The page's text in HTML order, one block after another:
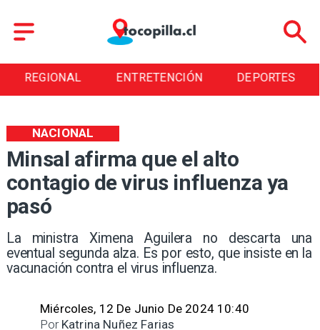
ENTRETENCIÓN DEPORTES CULTURA
Minsal afirma que el alto
contagio de virus influenza ya
pasó
La ministra Ximena Aguilera no descarta una
eventual segunda alza. Es por esto, que insiste en la
vacunación contra el virus influenza.
NACIONAL
Miércoles, 12 De Junio De 2024 10:40
Katrina Nuñez Farias
Por